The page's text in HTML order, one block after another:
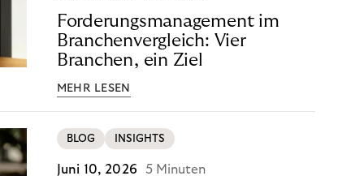
Forderungsmanagement im
Branchenvergleich: Vier
Branchen, ein Ziel
MEHR LESEN
BLOG INSIGHTS
Juni 10, 2026 5 Minuten